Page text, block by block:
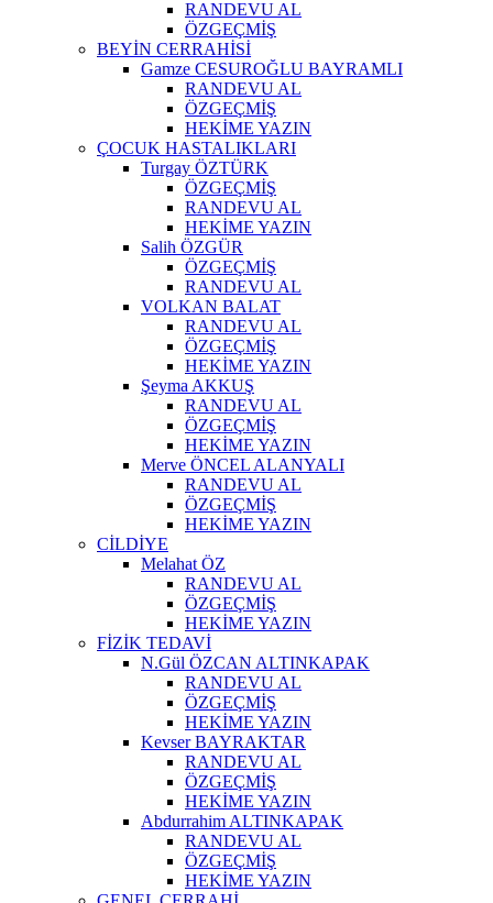
RANDEVU AL
ÖZGEÇMİŞ
BEYİN CERRAHİSİ
Gamze CESUROĞLU BAYRAMLI
RANDEVU AL
ÖZGEÇMİŞ
HEKİME YAZIN
ÇOCUK HASTALIKLARI
Turgay ÖZTÜRK
ÖZGEÇMİŞ
RANDEVU AL
HEKİME YAZIN
Salih ÖZGÜR
ÖZGEÇMİŞ
RANDEVU AL
VOLKAN BALAT
RANDEVU AL
ÖZGEÇMİŞ
HEKİME YAZIN
Şeyma AKKUŞ
RANDEVU AL
ÖZGEÇMİŞ
HEKİME YAZIN
Merve ÖNCEL ALANYALI
RANDEVU AL
ÖZGEÇMİŞ
HEKİME YAZIN
CİLDİYE
Melahat ÖZ
RANDEVU AL
ÖZGEÇMİŞ
HEKİME YAZIN
FİZİK TEDAVİ
N.Gül ÖZCAN ALTINKAPAK
RANDEVU AL
ÖZGEÇMİŞ
HEKİME YAZIN
Kevser BAYRAKTAR
RANDEVU AL
ÖZGEÇMİŞ
HEKİME YAZIN
Abdurrahim ALTINKAPAK
RANDEVU AL
ÖZGEÇMİŞ
HEKİME YAZIN